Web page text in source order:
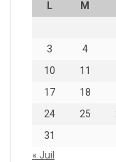
L M
3
4
10
11
17
18
24
25
31
« Juil